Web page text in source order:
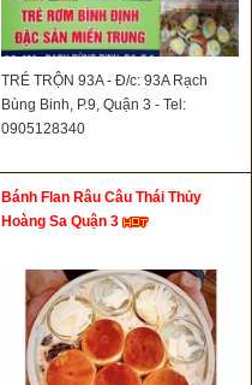
TRÉ TRỘN 93A - Đ/c: 93A Rạch
Bùng Binh, P.9, Quận 3 - Tel:
0905128340
Bánh Flan Râu Câu Thái Thủy
Hoàng Sa Quận 3